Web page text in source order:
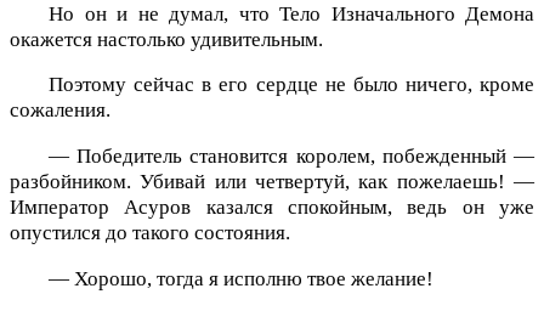
Но он и не думал, что Тело Изначального Демона
окажется настолько удивительным.
Поэтому сейчас в его сердце не было ничего, кроме
сожаления.
— Победитель становится королем, побежденный —
разбойником. Убивай или четвертуй, как пожелаешь! —
Император Асуров казался спокойным, ведь он уже
опустился до такого состояния.
— Хорошо, тогда я исполню твое желание!